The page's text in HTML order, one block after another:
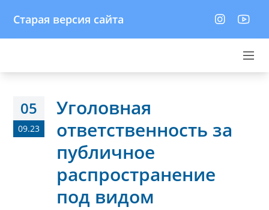
Старая версия сайта
05
09.23
Уголовная
ответственность за
публичное
распространение
под видом